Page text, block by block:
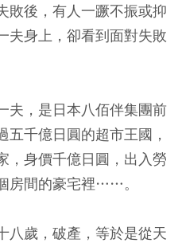
敗後，有人一蹶不振或抑
夫身上，卻看到面對失敗
夫，是日本八佰伴集團前
千億日圓的超市王國，
，身價千億日圓，出入勞
房間的豪宅裡……。
八歲，破產，等於是從天